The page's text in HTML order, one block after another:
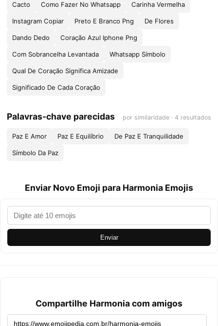
Cacto Como Fazer No Whatsapp Carinha Vermelha
Instagram Copiar Preto E Branco Png De Flores
Dando Dedo Coração Azul Iphone Png
Com Sobrancelha Levantada Whatsapp Símbolo
Qual De Coração Significa Amizade
Significado De Cada Coração
Palavras-chave parecidas por similaridade · 4 resultados
Paz E Amor Paz E Equilíbrio De Paz E Tranquilidade
Símbolo Da Paz
Enviar Novo Emoji para Harmonia Emojis
Enviar
Compartilhe Harmonia com amigos